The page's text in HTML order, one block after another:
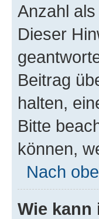
Anzahl
Dieser
Beitrag
halten,
Bitte
können,
Nach
Wie kann